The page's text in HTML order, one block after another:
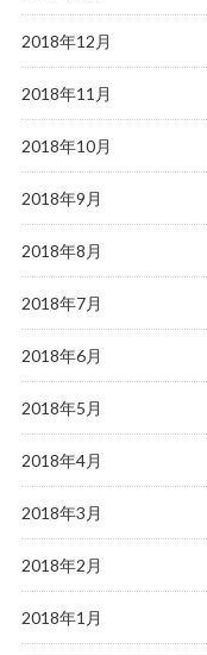
2018年12月
2018年11月
2018年10月
2018年9月
2018年8月
2018年7月
2018年6月
2018年5月
2018年4月
2018年3月
2018年2月
2018年1月